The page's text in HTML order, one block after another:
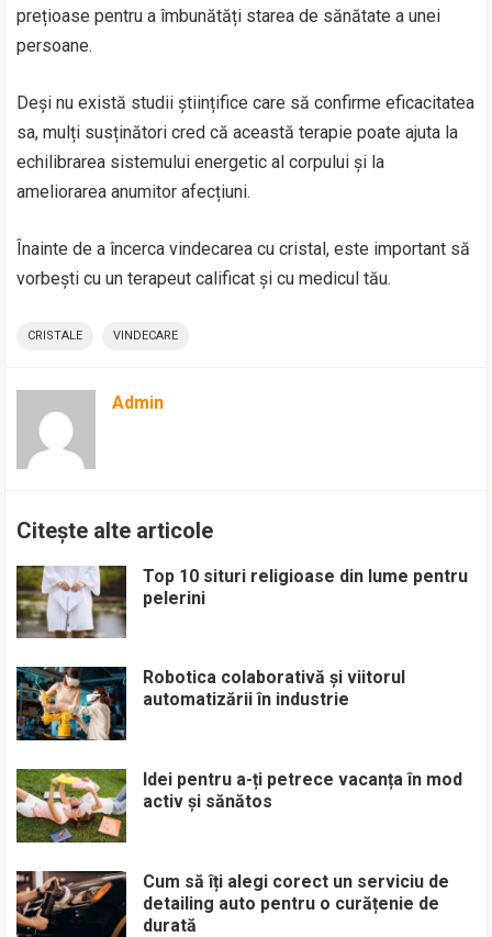
prețioase pentru a îmbunătăți starea de sănătate a unei
persoane.
Deși nu există studii științifice care să confirme eficacitatea
sa, mulți susținători cred că această terapie poate ajuta la
echilibrarea sistemului energetic al corpului și la
ameliorarea anumitor afecțiuni.
Înainte de a încerca vindecarea cu cristal, este important să
vorbești cu un terapeut calificat și cu medicul tău.
CRISTALE VINDECARE
Admin
Citește alte articole
Top 10 situri religioase din lume pentru
pelerini
Robotica colaborativă și viitorul
automatizării în industrie
Idei pentru a-ți petrece vacanța în mod
activ și sănătos
Cum să îți alegi corect un serviciu de
detailing auto pentru o curățenie de
durată